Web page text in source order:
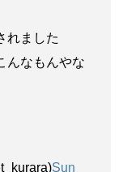
れました
んなもんやな
Sun